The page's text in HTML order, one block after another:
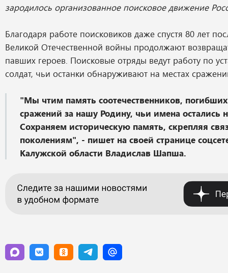
зародилось организованное поисковое движение
Благодаря работе поисковиков даже спустя 80 лет
Великой Отечественной войны продолжают
павших героев. Поисковые отряды ведут работу по
солдат, чьи останки обнаруживают на местах
"Мы чтим память соотечественников,
сражений за нашу Родину, чьи имена остались
Сохраняем историческую память, скрепляя
поколениям", - пишет на своей странице
Калужской области Владислав Шапша.